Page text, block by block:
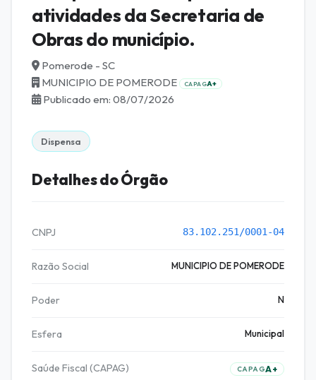
atividades da Secretaria de
Obras do município.
Pomerode - SC
MUNICIPIO DE POMERODE
CAPAGA+
Publicado em: 08/07/2026
Dispensa
Detalhes do Órgão
CNPJ 83.102.251/0001-04
Razão Social MUNICIPIO DE POMERODE
Poder N
Esfera Municipal
Saúde Fiscal (CAPAG) CAPAGA+